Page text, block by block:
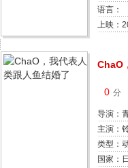
利 梅根
·基尔贝
语言：
上映：
ChaO
0 分
导演：
主演：
太 宍户
土屋安
类型：
国家：